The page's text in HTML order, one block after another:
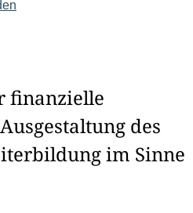
finanzielle
des
im Sinne